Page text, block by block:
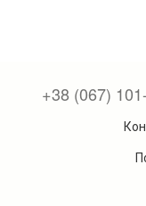
+38 (067)